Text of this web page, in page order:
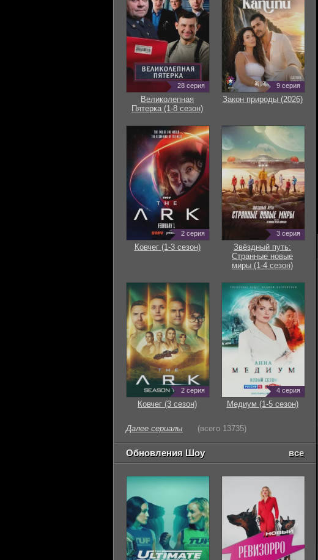
28 серия
Великолепная
Пятерка (1-8 сезон)
9 серия
Закон природы (2026)
2 серия
Ковчег (1-3 сезон)
3 серия
Звёздный путь:
Странные новые
миры (1-4 сезон)
2 серия
Ковчег (3 сезон)
4 серия
Медиум (1-5 сезон)
Далее сериалы (всего 13735)
Обновления Шоу все